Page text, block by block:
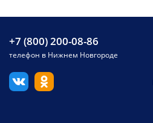
+7 (800) 200-08-86
телефон в Нижнем Новгороде